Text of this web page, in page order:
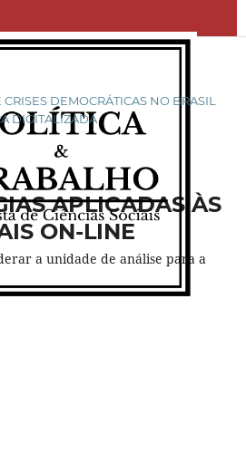
DEMOCRÁTICAS NO BRASIL
DIGITALIZADA
APLICADAS ÀS
ON-LINE
a unidade de análise para a